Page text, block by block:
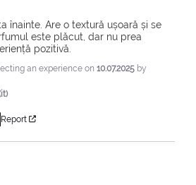
înainte. Are o textură ușoară și se
este plăcut, dar nu prea
pozitivă.
an experience on 10.07.2025 by
Report